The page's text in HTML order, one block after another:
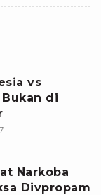
vs
di
Narkoba
Divpropam